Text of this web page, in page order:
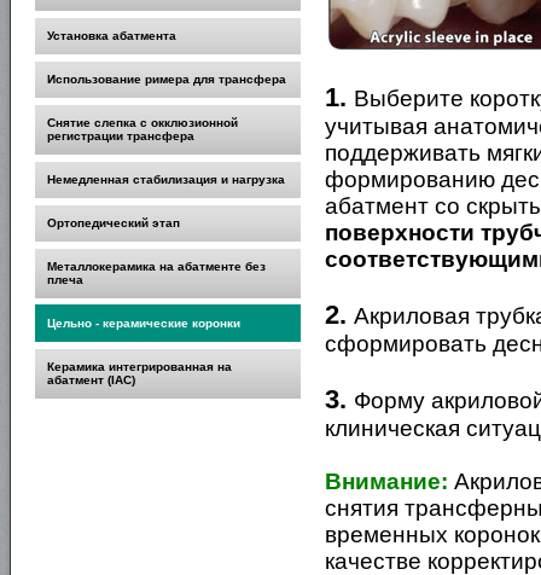
Установка абатмента
Использование римера для трансфера
Снятие слепка с окклюзионной
регистрации трансфера
Немедленная стабилизация и нагрузка
Ортопедический этап
Металлокерамика на абатменте без
плеча
Цельно - керамические коронки
Керамика интегрированная на
абатмент (IAC)
1. Выберите
учитывая
поддерживать
формированию
абатмент со
поверхности
2. Акриловая
сформировать
3. Форму
клиническая
Внимание:
снятия
временных
качестве